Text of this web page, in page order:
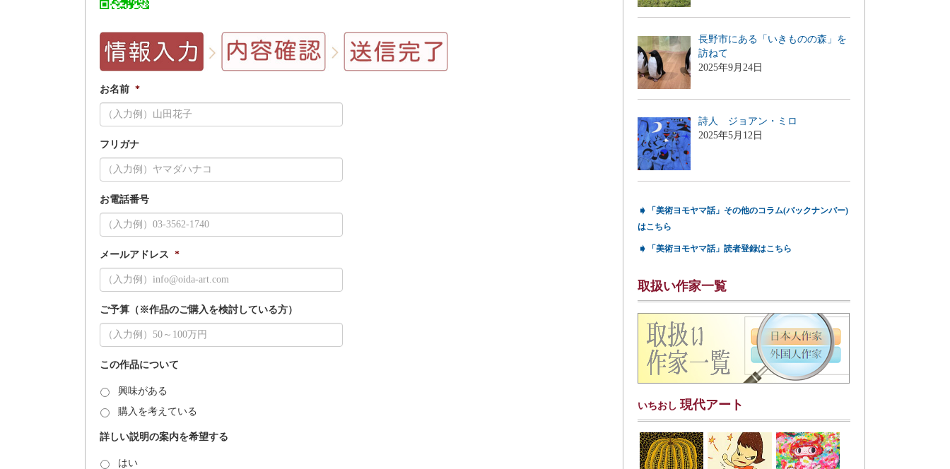
お名前 *
フリガナ
お電話番号
メールアドレス *
ご予算（※作品のご購入を検討している方）
この作品について
興味がある
購入を考えている
詳しい説明の案内を希望する
はい
長野市にある「いきものの森」を
訪ねて
2025年9月24日
詩人 ジョアン・ミロ
2025年5月12日
➧
「美術ヨモヤマ話」その他のコラム(バックナンバー)
はこちら
➧ 「美術ヨモヤマ話」読者登録はこちら
取扱い作家一覧
いちおし 現代アート